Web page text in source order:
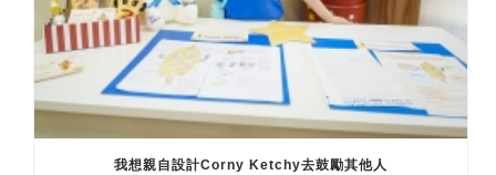
我想親自設計Corny Ketchy去鼓勵其他人